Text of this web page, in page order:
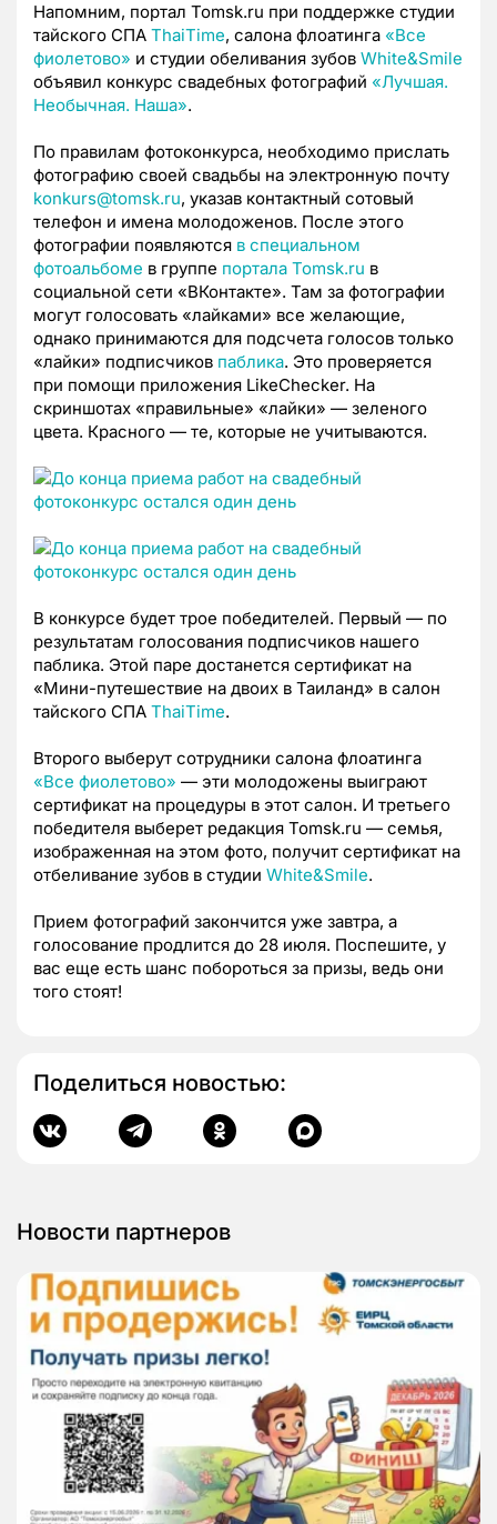
Напомним, портал Tomsk.ru при поддержке студии
тайского СПА ThaiTime, салона флоатинга «Все
фиолетово» и студии обеливания зубов White&Smile
объявил конкурс свадебных фотографий «Лучшая.
Необычная. Наша».
По правилам фотоконкурса, необходимо прислать
фотографию своей свадьбы на электронную почту
konkurs@tomsk.ru, указав контактный сотовый
телефон и имена молодоженов. После этого
фотографии появляются в специальном
фотоальбоме в группе портала Tomsk.ru в
социальной сети «ВКонтакте». Там за фотографии
могут голосовать «лайками» все желающие,
однако принимаются для подсчета голосов только
«лайки» подписчиков паблика. Это проверяется
при помощи приложения LikeChecker. На
скриншотах «правильные» «лайки» — зеленого
цвета. Красного — те, которые не учитываются.
В конкурсе будет трое победителей. Первый — по
результатам голосования подписчиков нашего
паблика. Этой паре достанется сертификат на
«Мини-путешествие на двоих в Таиланд» в салон
тайского СПА ThaiTime.
Второго выберут сотрудники салона флоатинга
«Все фиолетово» — эти молодожены выиграют
сертификат на процедуры в этот салон. И третьего
победителя выберет редакция Tomsk.ru — семья,
изображенная на этом фото, получит сертификат на
отбеливание зубов в студии White&Smile.
Прием фотографий закончится уже завтра, а
голосование продлится до 28 июля. Поспешите, у
вас еще есть шанс побороться за призы, ведь они
того стоят!
Поделиться новостью:
Новости партнеров